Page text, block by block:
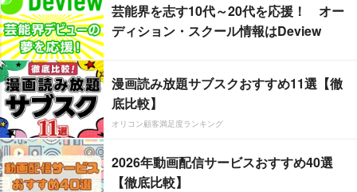
芸能界を志す10代～20代を応援！ オー
ディション・スクール情報はDeview
漫画読み放題サブスクおすすめ11選【徹
底比較】
オリコン顧客満足度ランキング
2026年動画配信サービスおすすめ40選
【徹底比較】